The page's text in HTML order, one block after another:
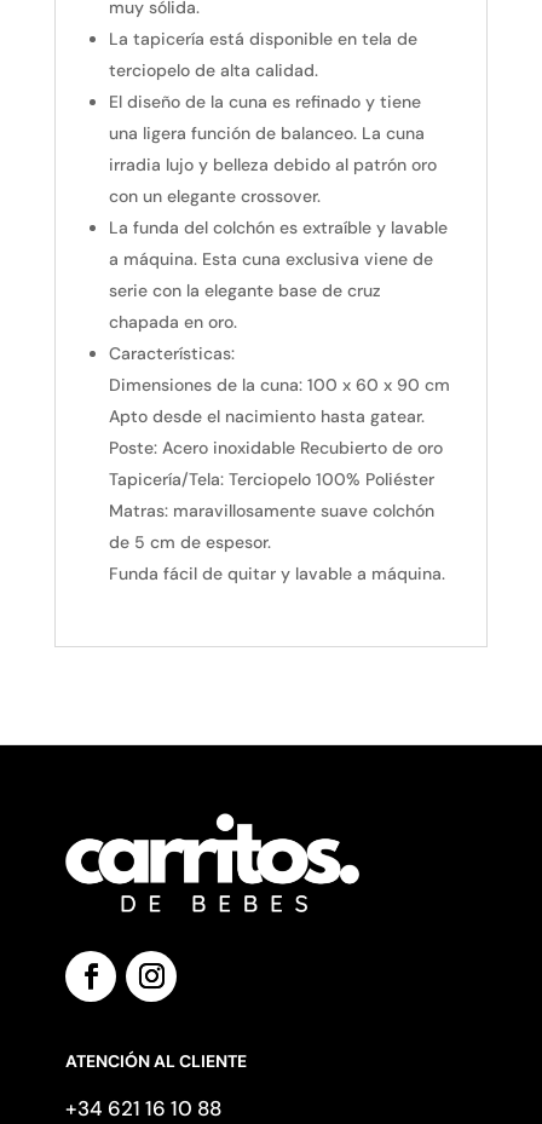
muy sólida.
La tapicería está disponible en tela de
terciopelo de alta calidad.
El diseño de la cuna es refinado y tiene
una ligera función de balanceo. La cuna
irradia lujo y belleza debido al patrón oro
con un elegante crossover.
La funda del colchón es extraíble y lavable
a máquina. Esta cuna exclusiva viene de
serie con la elegante base de cruz
chapada en oro.
Características:
Dimensiones de la cuna: 100 x 60 x 90 cm
Apto desde el nacimiento hasta gatear.
Poste: Acero inoxidable Recubierto de oro
Tapicería/Tela: Terciopelo 100% Poliéster
Matras: maravillosamente suave colchón
de 5 cm de espesor.
Funda fácil de quitar y lavable a máquina.
ATENCIÓN AL CLIENTE
+34 621 16 10 88